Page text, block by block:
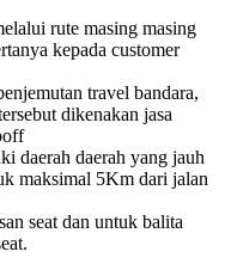
rute masing masing
kepada customer
travel bandara,
dikenakan jasa
daerah daerah yang jauh
maksimal 5Km dari jalan
seat dan untuk balita